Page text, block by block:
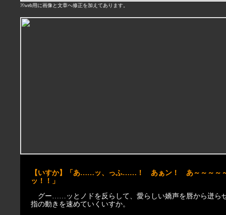
※web用に画像と文章へ修正を加えてあります。
【いすか】「あ……ッ、っふ……！ あぁン！ あ～～～
ッ！！」
グー……ッとノドを反らして、愛らしい嬌声を唇から迸ら
指の動きを速めていくいすか。